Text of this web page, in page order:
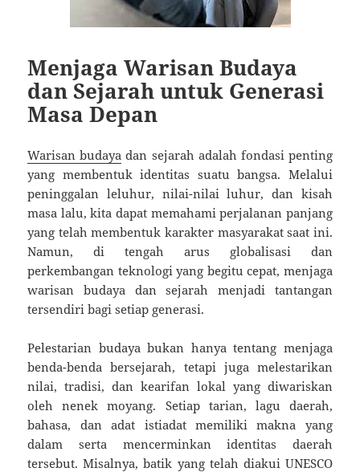
Menjaga Warisan Budaya
dan Sejarah untuk Generasi
Masa Depan
Warisan budaya dan sejarah adalah fondasi penting
yang membentuk identitas suatu bangsa. Melalui
peninggalan leluhur, nilai-nilai luhur, dan kisah
masa lalu, kita dapat memahami perjalanan panjang
yang telah membentuk karakter masyarakat saat ini.
Namun, di tengah arus globalisasi dan
perkembangan teknologi yang begitu cepat, menjaga
warisan budaya dan sejarah menjadi tantangan
tersendiri bagi setiap generasi.
Pelestarian budaya bukan hanya tentang menjaga
benda-benda bersejarah, tetapi juga melestarikan
nilai, tradisi, dan kearifan lokal yang diwariskan
oleh nenek moyang. Setiap tarian, lagu daerah,
bahasa, dan adat istiadat memiliki makna yang
dalam serta mencerminkan identitas daerah
tersebut. Misalnya, batik yang telah diakui UNESCO